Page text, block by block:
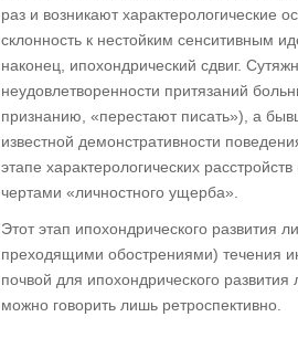
раз и возникают характерологические
склонность к нестойким сенситивным
наконец, ипохондрический сдвиг.
неудовлетворенности притязаний
признанию, «перестают писать»), а
известной демонстративности
этапе характерологических
чертами «личностного ущерба».
Этот этап ипохондрического развития
преходящими обострениями) течения
почвой для ипохондрического
можно говорить лишь ретроспективно.